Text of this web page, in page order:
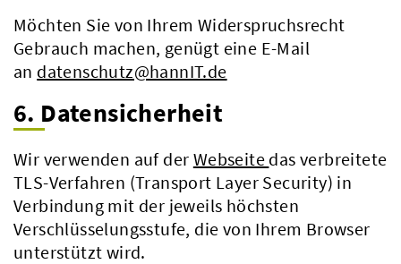
Möchten Sie von Ihrem Widerspruchsrecht
Gebrauch machen, genügt eine E-Mail
an datenschutz@hannIT.de
6. Datensicherheit
Wir verwenden auf der Webseite das verbreitete
TLS-Verfahren (Transport Layer Security) in
Verbindung mit der jeweils höchsten
Verschlüsselungsstufe, die von Ihrem Browser
unterstützt wird.